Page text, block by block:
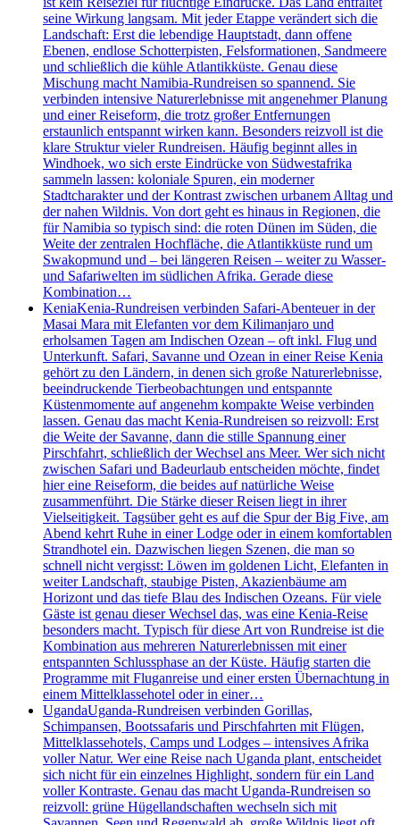
seine Wirkung langsam. Mit jeder Etappe verändert sich die
Landschaft: Erst die lebendige Hauptstadt, dann offene
Ebenen, endlose Schotterpisten, Felsformationen, Sandmeere
und schließlich die kühle Atlantikküste. Genau diese
Mischung macht Namibia-Rundreisen so spannend. Sie
verbinden intensive Naturerlebnisse mit angenehmer Planung
und einer Reiseform, die trotz großer Entfernungen
erstaunlich entspannt wirken kann. Besonders reizvoll ist die
klare Struktur vieler Rundreisen. Häufig beginnt alles in
Windhoek, wo sich erste Eindrücke von Südwestafrika
sammeln lassen: koloniale Spuren, ein moderner
Stadtcharakter und der Kontrast zwischen urbanem Alltag und
der nahen Wildnis. Von dort geht es hinaus in Regionen, die
für Namibia so typisch sind: die roten Dünen im Süden, die
Weite der zentralen Hochfläche, die Atlantikküste rund um
Swakopmund und – bei längeren Reisen – weiter zu Wasser-
und Safariwelten im südlichen Afrika. Gerade diese
Kombination…
KeniaKenia-Rundreisen verbinden Safari-Abenteuer in der
Masai Mara mit Elefanten vor dem Kilimanjaro und
erholsamen Tagen am Indischen Ozean – oft inkl. Flug und
Unterkunft. Safari, Savanne und Ozean in einer Reise Kenia
gehört zu den Ländern, in denen sich große Naturerlebnisse,
beeindruckende Tierbeobachtungen und entspannte
Küstenmomente auf angenehm kompakte Weise verbinden
lassen. Genau das macht Kenia-Rundreisen so reizvoll: Erst
die Weite der Savanne, dann die stille Spannung einer
Pirschfahrt, schließlich der Wechsel ans Meer. Wer sich nicht
zwischen Safari und Badeurlaub entscheiden möchte, findet
hier eine Reiseform, die beides auf natürliche Weise
zusammenführt. Die Stärke dieser Reisen liegt in ihrer
Vielseitigkeit. Tagsüber geht es auf die Spur der Big Five, am
Abend kehrt Ruhe in einer Lodge oder in einem komfortablen
Strandhotel ein. Dazwischen liegen Szenen, die man so
schnell nicht vergisst: Löwen im goldenen Licht, Elefanten in
weiter Landschaft, staubige Pisten, Akazienbäume am
Horizont und das tiefe Blau des Indischen Ozeans. Für viele
Gäste ist genau dieser Wechsel das, was eine Kenia-Reise
besonders macht. Typisch für diese Art von Rundreise ist die
Kombination aus mehreren Naturerlebnissen mit einer
entspannten Schlussphase an der Küste. Häufig starten die
Programme mit Fluganreise und einer ersten Übernachtung in
einem Mittelklassehotel oder in einer…
UgandaUganda-Rundreisen verbinden Gorillas,
Schimpansen, Bootssafaris und Pirschfahrten mit Flügen,
Mittelklassehotels, Camps und Lodges – intensives Afrika
voller Natur. Wer eine Reise nach Uganda plant, entscheidet
sich nicht für ein einzelnes Highlight, sondern für ein Land
voller Kontraste. Genau das macht Uganda-Rundreisen so
reizvoll: grüne Hügellandschaften wechseln sich mit